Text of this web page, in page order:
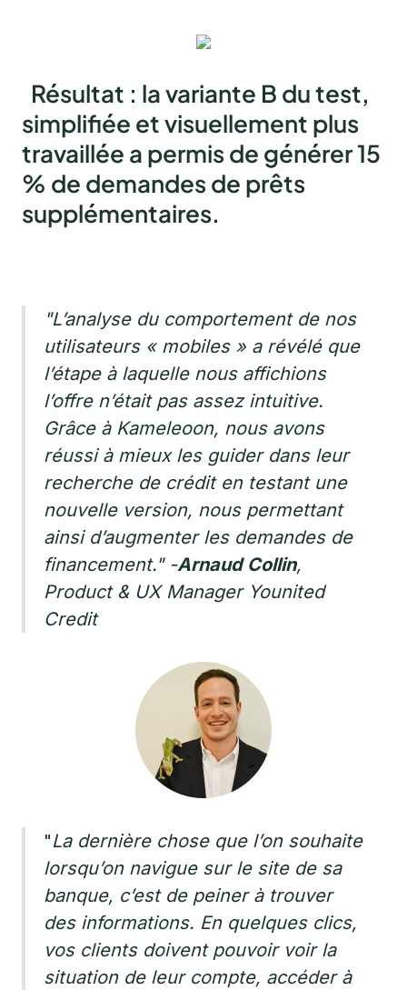
Résultat : la variante B du test,
simplifiée et visuellement plus
travaillée a permis de générer 15
% de demandes de prêts
supplémentaires.
"L’analyse du comportement de nos
utilisateurs « mobiles » a révélé que
l’étape à laquelle nous affichions
l’offre n’était pas assez intuitive.
Grâce à Kameleoon, nous avons
réussi à mieux les guider dans leur
recherche de crédit en testant une
nouvelle version, nous permettant
ainsi d’augmenter les demandes de
financement." -Arnaud Collin,
Product & UX Manager Younited
Credit
"La dernière chose que l’on souhaite
lorsqu’on navigue sur le site de sa
banque, c’est de peiner à trouver
des informations. En quelques clics,
vos clients doivent pouvoir voir la
situation de leur compte, accéder à